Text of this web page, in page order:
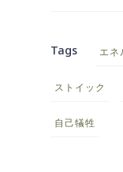
Tags エネ
ストイック
自己犠牲